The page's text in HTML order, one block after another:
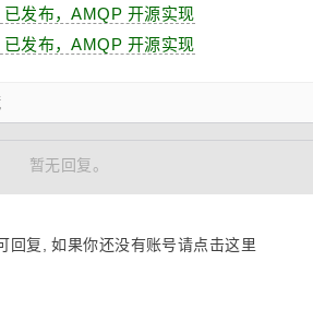
发布，AMQP 开源实现
发布，AMQP 开源实现
暂无回复。
回复, 如果你还没有账号请点击这里